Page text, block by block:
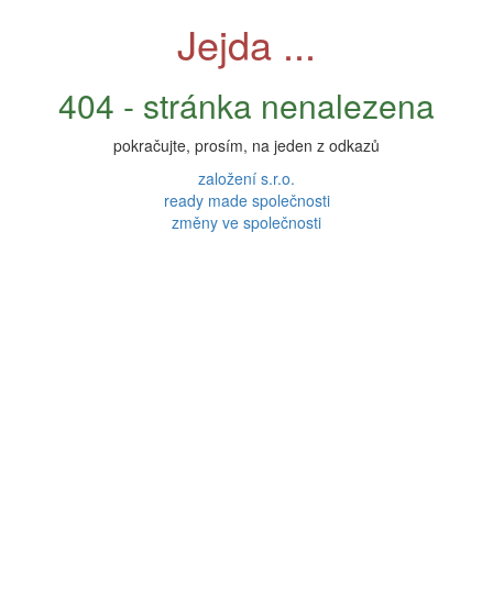
Jejda ...
404 - stránka nenalezena
pokračujte, prosím, na jeden z odkazů
založení s.r.o.
ready made společnosti
změny ve společnosti